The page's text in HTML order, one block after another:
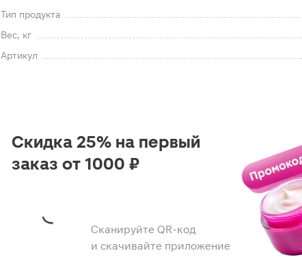
Тип продукта
Вес, кг
Артикул
Сканируйте QR-код
и скачивайте приложение
Скидка 25% на первый
заказ от 1000 ₽